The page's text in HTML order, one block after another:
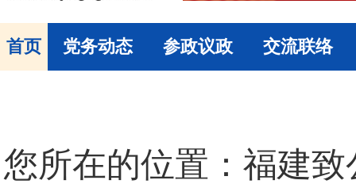
首页 党务动态 参政议政 交流联络
您所在的位置： 福建致